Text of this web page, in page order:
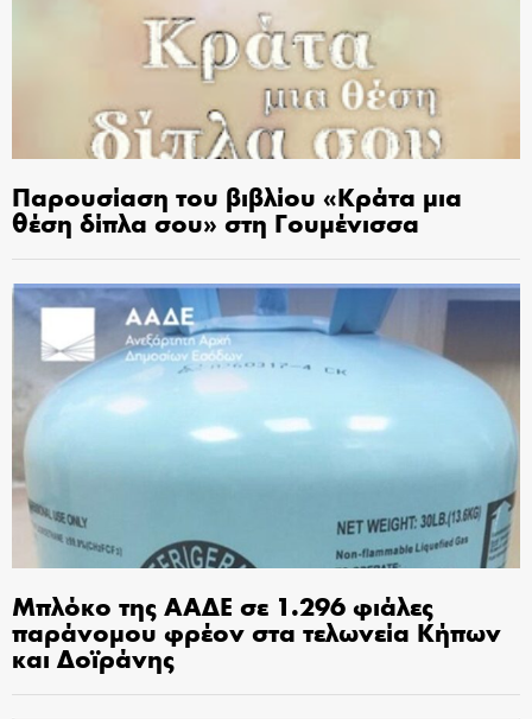
Παρουσίαση του βιβλίου «Κράτα μια
θέση δίπλα σου» στη Γουμένισσα
Μπλόκο της ΑΑΔΕ σε 1.296 φιάλες
παράνομου φρέον στα τελωνεία Κήπων
και Δοϊράνης